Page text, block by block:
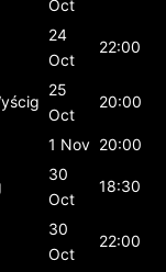
Oct
24
Oct
22:00
25
Oct
20:00
1 Nov 20:00
30
Oct
18:30
30
Oct
22:00